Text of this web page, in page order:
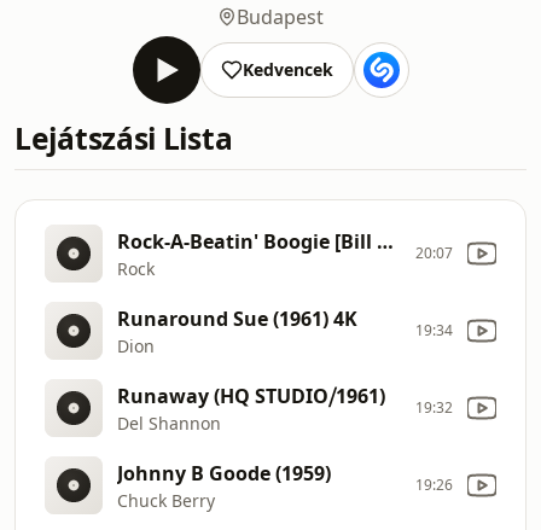
Budapest
Kedvencek
Lejátszási Lista
Rock-A-Beatin' Boogie [Bill Haley](1)
Rock
20:07
Runaround Sue (1961) 4K
Dion
19:34
Runaway (HQ STUDIO⧸1961)
Del Shannon
19:32
Johnny B Goode (1959)
Chuck Berry
19:26